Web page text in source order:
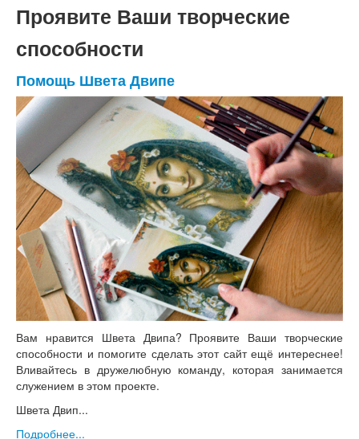
Проявите Ваши творческие
способности
Помощь Швета Двипе
Вам нравится Швета Двипа? Проявите Ваши творческие
способности и помогите сделать этот сайт ещё интереснее!
Вливайтесь в дружелюбную команду, которая занимается
служением в этом проекте.
Швета Двип...
Подробнее...